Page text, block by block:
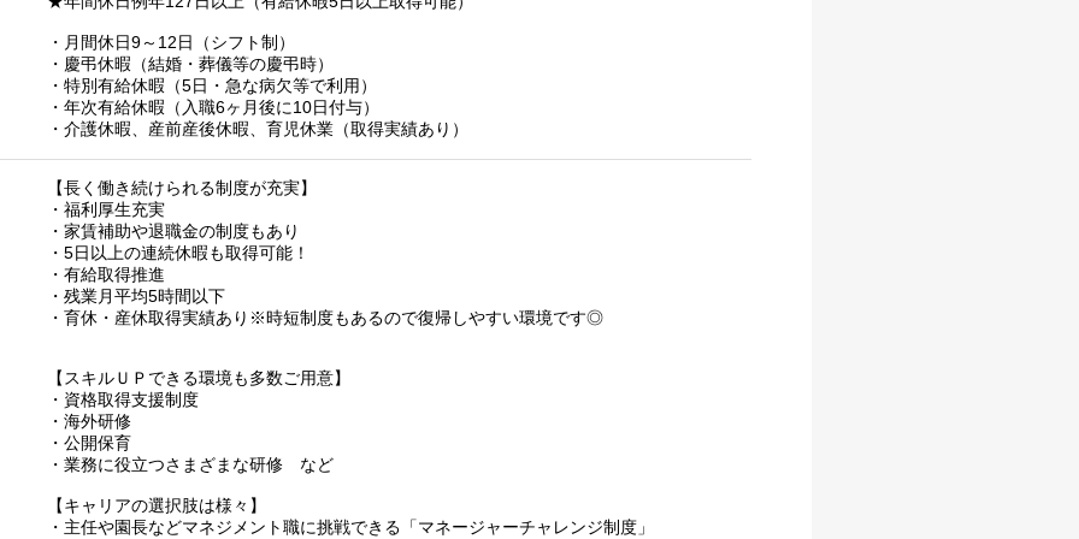
・月間休日9～12日（シフト制）
・慶弔休暇（結婚・葬儀等の慶弔時）
・特別有給休暇（5日・急な病欠等で利用）
・年次有給休暇（入職6ヶ月後に10日付与）
・介護休暇、産前産後休暇、育児休業（取得実績あり）
【長く働き続けられる制度が充実】
・福利厚生充実
・家賃補助や退職金の制度もあり
・5日以上の連続休暇も取得可能！
・有給取得推進
・残業月平均5時間以下
・育休・産休取得実績あり※時短制度もあるので復帰しやすい環境です◎
【スキルＵＰできる環境も多数ご用意】
・資格取得支援制度
・海外研修
・公開保育
・業務に役立つさまざまな研修 など
【キャリアの選択肢は様々】
・主任や園長などマネジメント職に挑戦できる「マネージャーチャレンジ制度」